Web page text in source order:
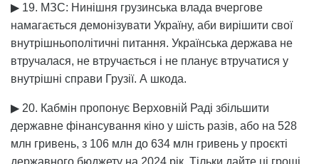
▶ 19. МЗС: Нинішня грузинська влада вчергове
намагається демонізувати Україну, аби вирішити свої
внутрішньополітичні питання. Українська держава не
втручалася, не втручається і не планує втручатися у
внутрішні справи Грузії. А шкода.
▶ 20. Кабмін пропонує Верховній Раді збільшити
державне фінансування кіно у шість разів, або на 528
млн гривень, з 106 млн до 634 млн гривень у проєкті
державного бюджету на 2024 рік. Тільки дайте ці гроші